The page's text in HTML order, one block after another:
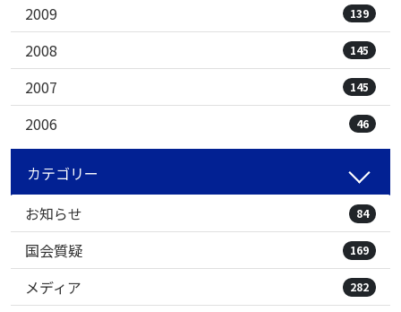
2009 139
2008 145
2007 145
2006 46
カテゴリー
お知らせ
84
国会質疑 169
メディア 282